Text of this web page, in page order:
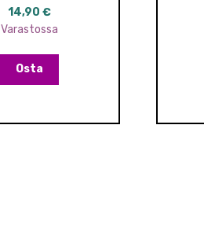
14,90 €
Varastossa
Osta